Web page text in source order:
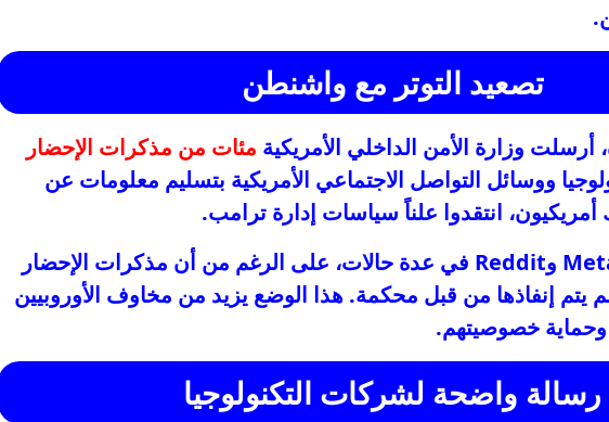
تصعيد التوتر مع واشنطن
أرسلت وزارة الأمن الداخلي الأمريكية مئات من مذكرات الإحضار
ووسائل التواصل الاجتماعي الأمريكية بتسليم معلومات عن
انتقدوا علناً سياسات إدارة ترامب.
وامتثلت Google وMeta وReddit في عدة حالات، على الرغم من أن مذكرات الإحضار
إنفاذها من قبل محكمة. هذا الوضع يزيد من مخاوف الأوروبيين
وحماية خصوصيتهم.
رسالة واضحة لشركات التكنولوجيا